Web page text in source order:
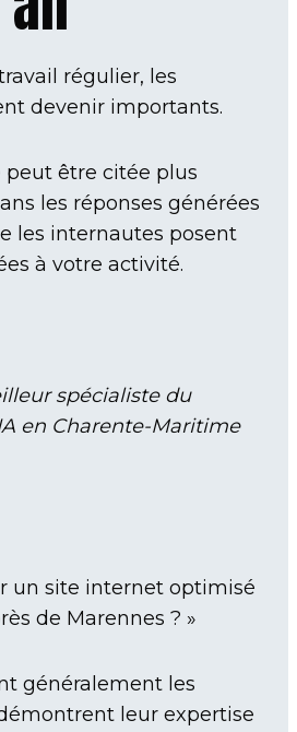
régulier, les
devenir importants.
peut être citée plus
les réponses générées
les internautes posent
à votre activité.
spécialiste du
en Charente-Maritime
un site internet optimisé
de Marennes ? »
généralement les
leur expertise